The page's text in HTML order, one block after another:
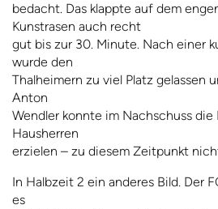
bedacht. Das klappte auf dem
Kunstrasen auch recht
gut bis zur 30. Minute. Nach einer
wurde den
Thalheimern zu viel Platz gelassen
Anton
Wendler konnte im Nachschuss die
Hausherren
erzielen – zu diesem Zeitpunkt
In Halbzeit 2 ein anderes Bild. Der
es